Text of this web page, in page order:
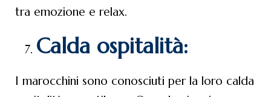
tra emozione e relax.
Calda ospitalità:
I marocchini sono conosciuti per la loro calda